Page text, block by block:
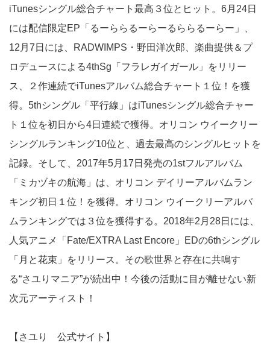
iTunesシングル総合チャート最高３位とヒット。6月24日
には配信限定EP「るーららるーらーるららるーらー」、
12月7日には、RADWIMPS・野田洋次郎、楽曲提供＆プ
ロデュースによる4thSg「フラレガイガール」をリリー
ス、２作連続でiTunesアルバム総合チャート１位！を獲
得。5thシングル「平行線」はiTunesシングル総合チャー
ト１位を初日から4日連続で獲得。オリコン ウイークリー
シングルランキング10位と、過去最高のシングルヒットを
記録。そして、2017年5月17日発売の1stフルアルバム
「ミカヅキの航海」は、オリコン デイリーアルバムラン
キング初日１位！を獲得。オリコン ウイークリーアルバ
ムランキングでは３位を獲得する。2018年2月28日には、
人気アニメ「Fate/EXTRA Last Encore」EDの6thシングル
「月と花束」をリリース。その歌世界と存在に共鳴す
る“さユりマニア”が続出中！今後の活動に目が離せない新
次元アーティスト！
【さユり 公式サイト】